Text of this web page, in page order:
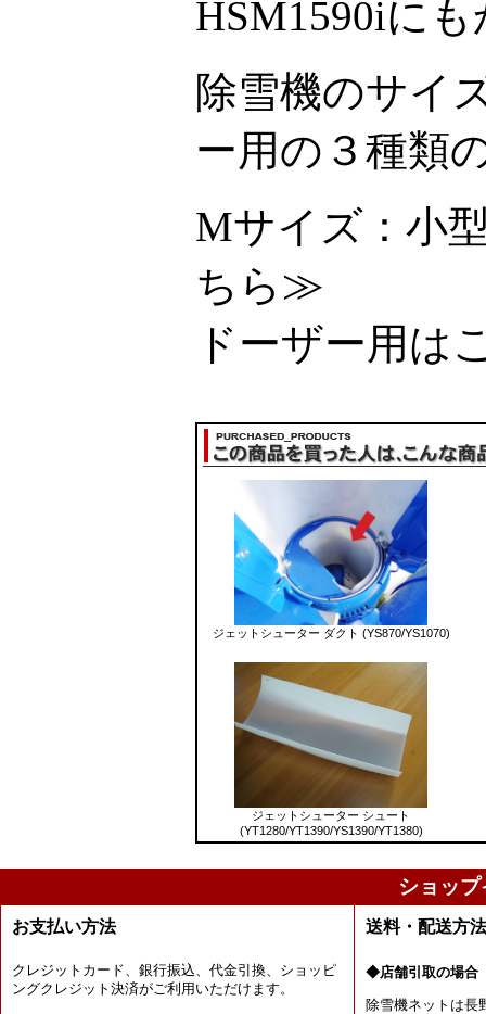
HSM1590iに
除雪機のサイ
ー用の３種類
Mサイズ：小
ちら≫
ドーザー用は
ジェットシューター ダクト (YS870/YS1070)
ジェットシューター シュート
(YT1280/YT1390/YS1390/YT1380)
ショッ
お支払い方法
クレジットカード、銀行振込、代金引換、ショッピ
ングクレジット決済がご利用いただけます。
送料・配送方
◆店舗引取の場合
除雪機ネットは長